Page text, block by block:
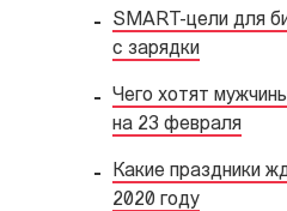
SMART-цели для
с зарядки
Чего хотят
на 23 февраля
Какие праздники
2020 году